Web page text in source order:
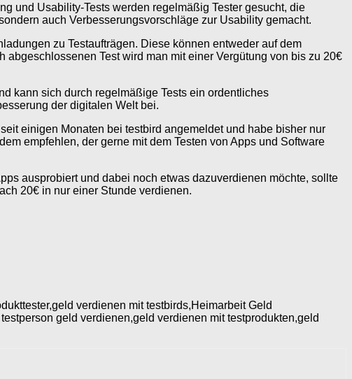
und Usability-Tests werden regelmäßig Tester gesucht, die
auch Verbesserungsvorschläge zur Usability gemacht.
zu Testaufträgen. Diese können entweder auf dem
Test wird man mit einer Vergütung von bis zu 20€
kann sich durch regelmäßige Tests ein ordentliches
der digitalen Welt bei.
einigen Monaten bei testbird angemeldet und habe bisher nur
empfehlen, der gerne mit dem Testen von Apps und Software
ausprobiert und dabei noch etwas dazuverdienen möchte, sollte
20€ in nur einer Stunde verdienen.
verdienen mit testbirds,Heimarbeit Geld
geld verdienen,geld verdienen mit testprodukten,geld